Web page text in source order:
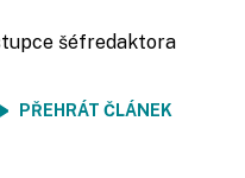
šéfredaktora
PŘEHRÁT ČLÁNEK